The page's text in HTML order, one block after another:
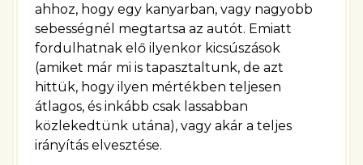
ahhoz, hogy egy kanyarban, vagy nagyobb
sebességnél megtartsa az autót. Emiatt
fordulhatnak elő ilyenkor kicsúszások
(amiket már mi is tapasztaltunk, de azt
hittük, hogy ilyen mértékben teljesen
átlagos, és inkább csak lassabban
közlekedtünk utána), vagy akár a teljes
irányítás elvesztése.